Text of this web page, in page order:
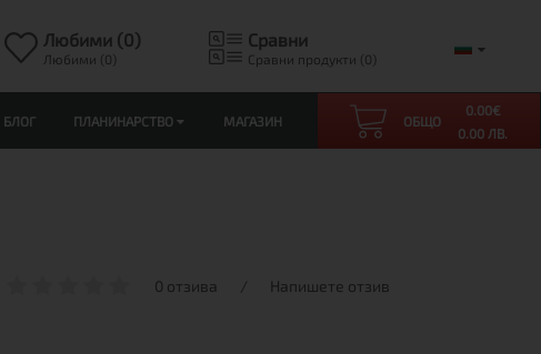
Любими (0)
Любими (0)
Сравни
Сравни продукти (0)
БЛОГ ПЛАНИНАРСТВО МАГАЗИН ОБЩО
0.00€
0.00 ЛВ.
0 отзива / Напишете отзив